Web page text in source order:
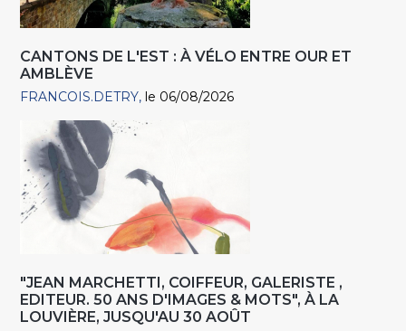
CANTONS DE L'EST : À VÉLO ENTRE OUR ET
AMBLÈVE
FRANCOIS.DETRY le 06/08/2026
"JEAN MARCHETTI, COIFFEUR, GALERISTE ,
EDITEUR. 50 ANS D'IMAGES & MOTS", À LA
LOUVIÈRE, JUSQU'AU 30 AOÛT